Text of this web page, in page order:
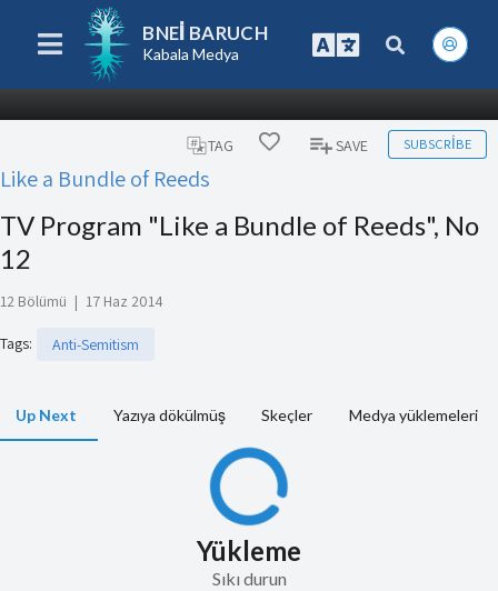
BNEI BARUCH
Kabala Medya
TAG SAVE SUBSCRIBE
Like a Bundle of Reeds
TV Program "Like a Bundle of Reeds", No
12
12 Bölümü | 17 Haz 2014
Tags: Anti-Semitism
Up Next Yazıya dökülmüş Skeçler Medya yüklemeleri
Yükleme
Sıkı durun